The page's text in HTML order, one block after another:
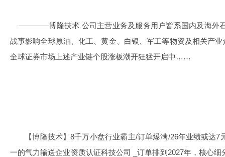
————博隆技术 公司主营业务及服务用户皆系国内及海外
战事影响全球原油、化工、黄金、白银、军工等物资及相关产
全球证券市场上述产业链个股涨板潮开狂猛开启中……
【博隆技术】8千万小盘行业霸主/订单爆满/26年业绩或达
一的气力输送企业资质认证科技公司 _订单排到2027年，核心